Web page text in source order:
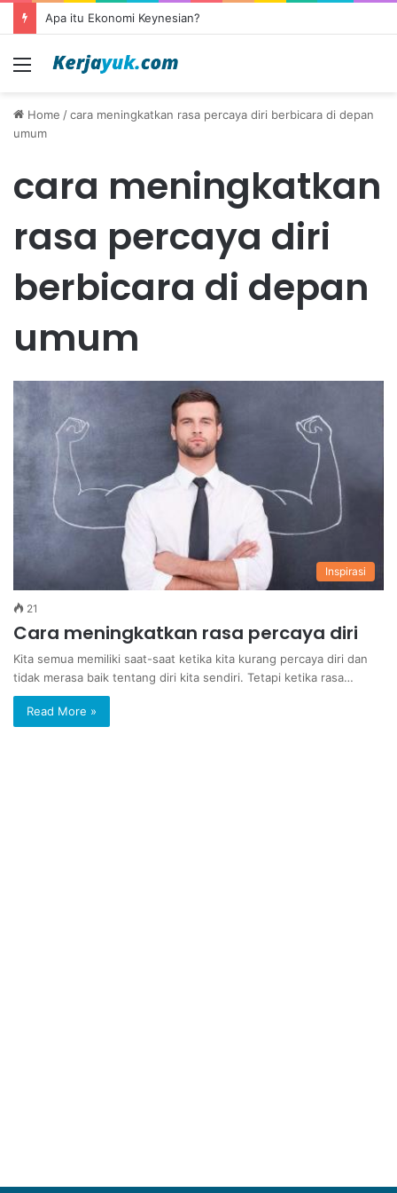
Apa itu Ekonomi Keynesian?
Menu
Home /cara meningkatkan rasa percaya diri berbicara di depan
umum
cara meningkatkan
rasa percaya diri
berbicara di depan
umum
Inspirasi
21
Cara meningkatkan rasa percaya diri
Kita semua memiliki saat-saat ketika kita kurang percaya diri dan
tidak merasa baik tentang diri kita sendiri. Tetapi ketika rasa…
Read More »